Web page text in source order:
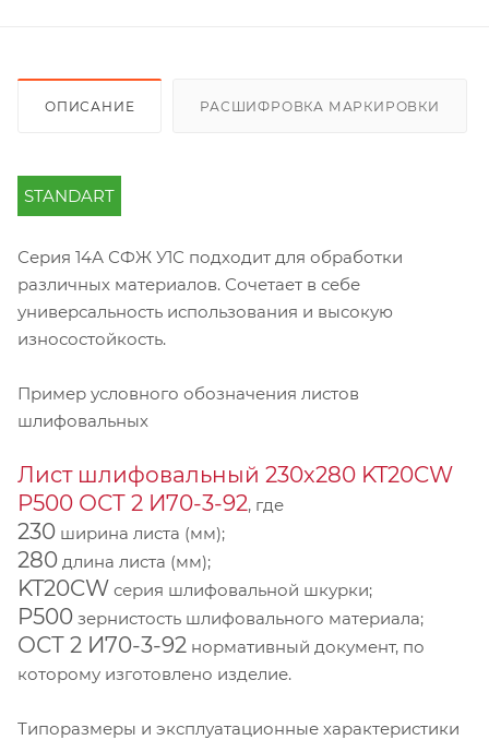
ОПИСАНИЕ РАСШИФРОВКА МАРКИРОВКИ
STANDART
Серия 14А СФЖ У1С подходит для обработки
различных материалов. Сочетает в себе
универсальность использования и высокую
износостойкость.
Пример условного обозначения листов
шлифовальных
Лист шлифовальный 230х280 KT20CW
P500 ОСТ 2 И70-3-92, где
230 ширина листа (мм);
280 длина листа (мм);
KT20CW серия шлифовальной шкурки;
P500 зернистость шлифовального материала;
ОСТ 2 И70-3-92 нормативный документ, по
которому изготовлено изделие.
Типоразмеры и эксплуатационные характеристики